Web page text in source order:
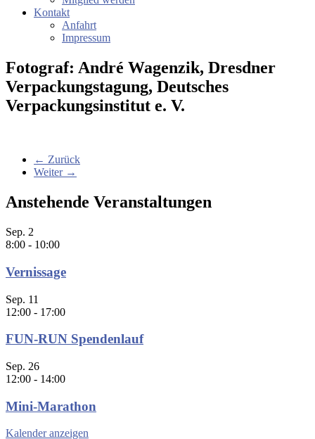
Kontakt
Anfahrt
Impressum
Fotograf: André Wagenzik, Dresdner
Verpackungstagung, Deutsches
Verpackungsinstitut e. V.
← Zurück
Weiter →
Anstehende Veranstaltungen
Sep. 2
8:00 - 10:00
Vernissage
Sep. 11
12:00 - 17:00
FUN-RUN Spendenlauf
Sep. 26
12:00 - 14:00
Mini-Marathon
Kalender anzeigen